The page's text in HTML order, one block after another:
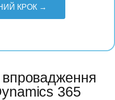
КРОК →
впровадження
365